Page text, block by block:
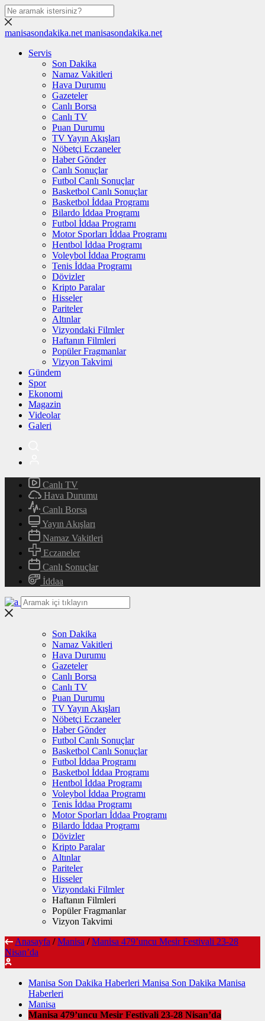
manisasondakika.net manisasondakika.net
Servis
Son Dakika
Namaz Vakitleri
Hava Durumu
Gazeteler
Canlı Borsa
Canlı TV
Puan Durumu
TV Yayın Akışları
Nöbetçi Eczaneler
Haber Gönder
Canlı Sonuçlar
Futbol Canlı Sonuçlar
Basketbol Canlı Sonuçlar
Basketbol İddaa Programı
Bilardo İddaa Programı
Futbol İddaa Programı
Motor Sporları İddaa Programı
Hentbol İddaa Programı
Voleybol İddaa Programı
Tenis İddaa Programı
Dövizler
Kripto Paralar
Hisseler
Pariteler
Altınlar
Vizyondaki Filmler
Haftanın Filmleri
Popüler Fragmanlar
Vizyon Takvimi
Gündem
Spor
Ekonomi
Magazin
Videolar
Galeri
Canlı TV
Hava Durumu
Canlı Borsa
Yayın Akışları
Namaz Vakitleri
Eczaneler
Canlı Sonuçlar
İddaa
Son Dakika
Namaz Vakitleri
Hava Durumu
Gazeteler
Canlı Borsa
Canlı TV
Puan Durumu
TV Yayın Akışları
Nöbetçi Eczaneler
Haber Gönder
Futbol Canlı Sonuçlar
Basketbol Canlı Sonuçlar
Futbol İddaa Programı
Basketbol İddaa Programı
Hentbol İddaa Programı
Voleybol İddaa Programı
Tenis İddaa Programı
Motor Sporları İddaa Programı
Bilardo İddaa Programı
Dövizler
Kripto Paralar
Altınlar
Pariteler
Hisseler
Vizyondaki Filmler
Haftanın Filmleri
Popüler Fragmanlar
Vizyon Takvimi
Anasayfa / Manisa / Manisa 479’uncu Mesir Festivali 23-28
Nisan’da
Manisa Son Dakika Haberleri Manisa Son Dakika Manisa
Haberleri
Manisa
Manisa 479’uncu Mesir Festivali 23-28 Nisan’da